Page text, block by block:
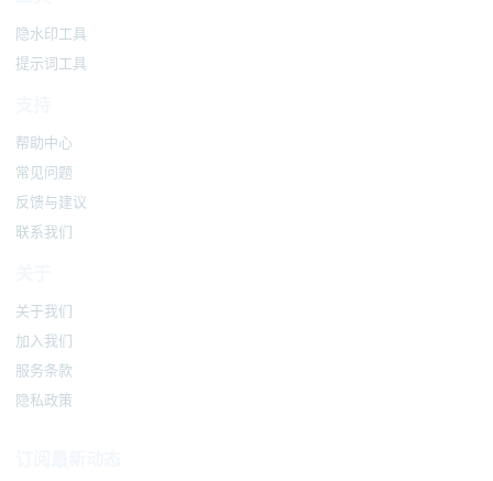
隐水印工具
提示词工具
帮助中心
常见问题
反馈与建议
联系我们
关于我们
加入我们
服务条款
隐私政策